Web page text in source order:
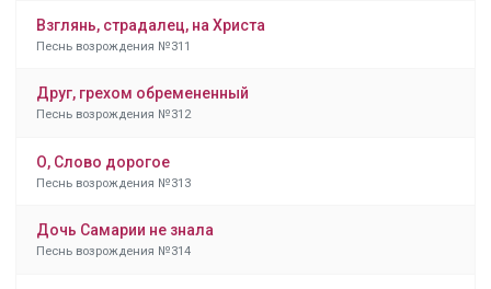
Взглянь, страдалец, на Христа
Песнь возрождения №311
Друг, грехом обремененный
Песнь возрождения №312
О, Слово дорогое
Песнь возрождения №313
Дочь Самарии не знала
Песнь возрождения №314